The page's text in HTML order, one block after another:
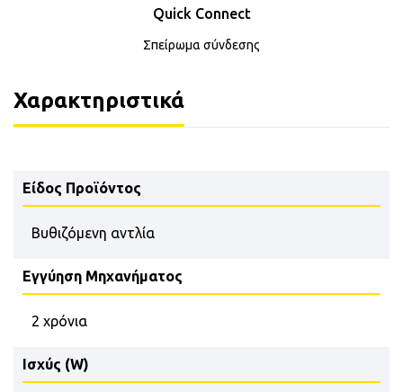
Quick Connect
Σπείρωμα σύνδεσης
Χαρακτηριστικά
Είδος Προϊόντος
Βυθιζόμενη αντλία
Εγγύηση Μηχανήματος
2 χρόνια
Ισχύς (W)